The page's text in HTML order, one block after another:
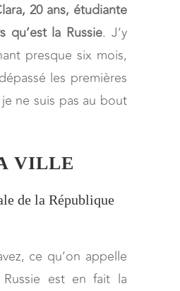
20 ans, étudiante
qu’est la Russie. J’y
presque six mois,
les premières
ne suis pas au bout
VILLE
de la République
ce qu’on appelle
est en fait la